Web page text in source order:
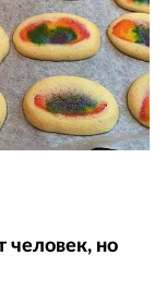
человек, но